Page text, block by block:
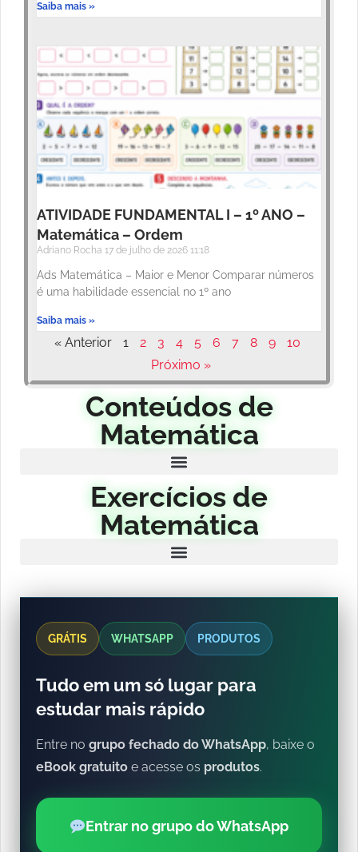
Saiba mais »
ATIVIDADE FUNDAMENTAL I – 1º ANO –
Matemática – Ordem
Adriano Rocha 17 de julho de 2026 11:18
Ads Matemática – Maior e Menor Comparar números
é uma habilidade essencial no 1º ano
Saiba mais »
« Anterior 1 2 3 4 5 6 7 8 9
10
Próximo »
Conteúdos de
Matemática
Exercícios de
Matemática
GRÁTIS WHATSAPP PRODUTOS
Tudo em um só lugar para
estudar mais rápido
Entre no grupo fechado do WhatsApp, baixe o
eBook gratuito e acesse os produtos.
Entrar no grupo do WhatsApp